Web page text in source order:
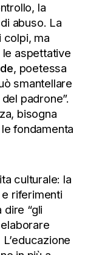
la
abuso. La
colpi, ma
le aspettative
, poetessa
smantellare
padrone”.
bisogna
fondamenta
culturale: la
riferimenti
“gli